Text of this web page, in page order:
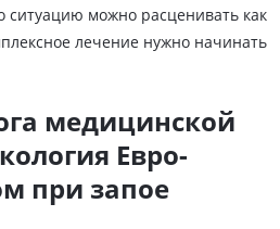
ситуацию можно расценивать как
лечение нужно начинать
медицинской
Евро-
при запое